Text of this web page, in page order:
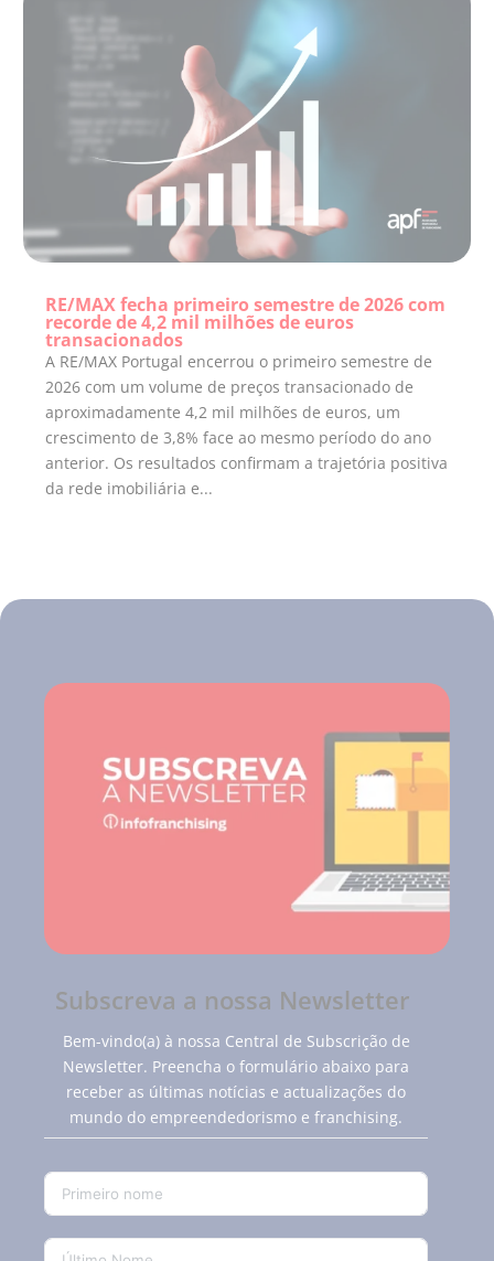
RE/MAX fecha primeiro semestre de 2026 com
recorde de 4,2 mil milhões de euros
transacionados
A RE/MAX Portugal encerrou o primeiro semestre de
2026 com um volume de preços transacionado de
aproximadamente 4,2 mil milhões de euros, um
crescimento de 3,8% face ao mesmo período do ano
anterior. Os resultados confirmam a trajetória positiva
da rede imobiliária e...
Subscreva a nossa Newsletter
Bem-vindo(a) à nossa Central de Subscrição de
Newsletter. Preencha o formulário abaixo para
receber as últimas notícias e actualizações do
mundo do empreendedorismo e franchising.